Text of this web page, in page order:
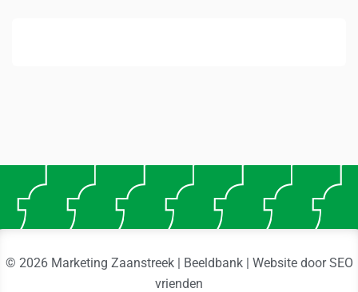
© 2026 Marketing Zaanstreek | Beeldbank | Website doorSEO
vrienden